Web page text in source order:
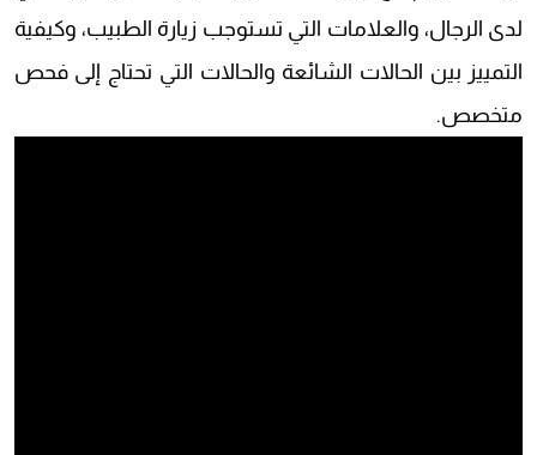
لدى الرجال، والعلامات التي تستوجب زيارة الطبيب، وكيفية
التمييز بين الحالات الشائعة والحالات التي تحتاج إلى فحص
متخصص.